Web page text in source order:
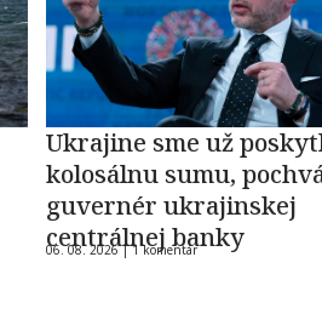
Ukrajine sme už
kolosálnu sumu,
guvernér ukrajinskej
centrálnej banky
06. 08. 2026 |1 komentár